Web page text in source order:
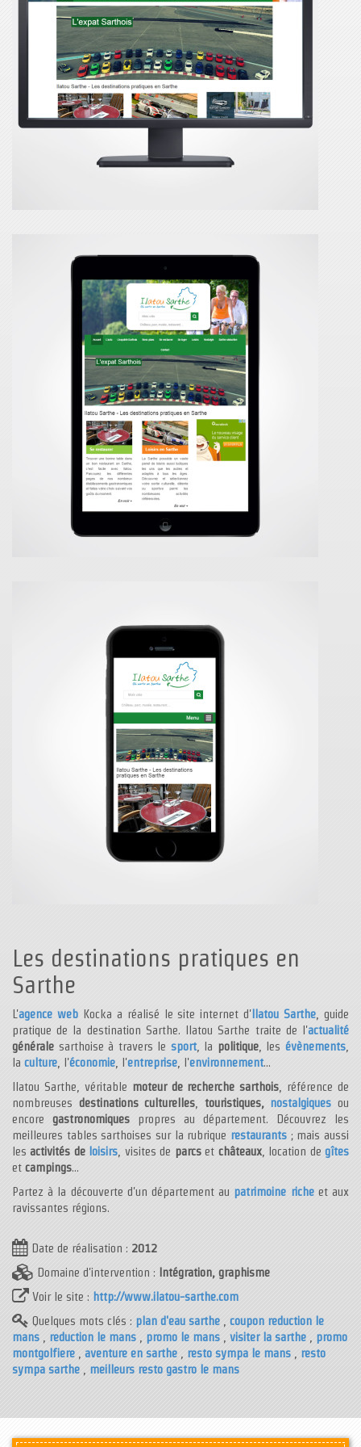
Les destinations pratiques en
Sarthe
L'agence webKocka a réalisé le site internet d'Ilatou Sarthe , guide
pratique de la destination Sarthe. Ilatou Sarthe traite de l'actualité
générale sarthoise à travers le sport, la politique, lesévènements
la culture , l'économie , l'entreprise , l'environnement...
Ilatou Sarthe, véritable moteur de recherche sarthois , référence de
nombreuses destinations culturelles touristiques, nostalgiques ou
encore gastronomiques propres au département. Découvrez les
meilleures tables sarthoises sur la rubrique restaurants ; mais aussi
lesactivités de loisirs , visites de parcset châteaux, location degîtes
et campings...
Partez à la découverte d'un département au patrimoine richeet aux
ravissantes régions.
Date de réalisation : 2012
Domaine d'intervention : Intégration, graphisme
Voir le site : http://www.ilatou-sarthe.com
Quelques mots clés : plan d'eau sarthe
coupon reduction le
mans
reduction le mans promo le mans visiter la sarthe
promo
montgolfiere
aventure en sarthe resto sympa le mans
resto
sympa sarthe
meilleurs resto gastro le mans